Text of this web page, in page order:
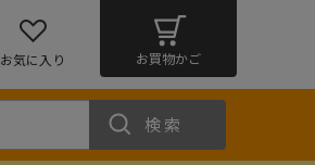
お気に入り お買物かご
検索